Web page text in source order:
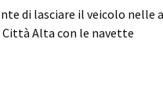
di lasciare il veicolo nelle
Alta con le navette